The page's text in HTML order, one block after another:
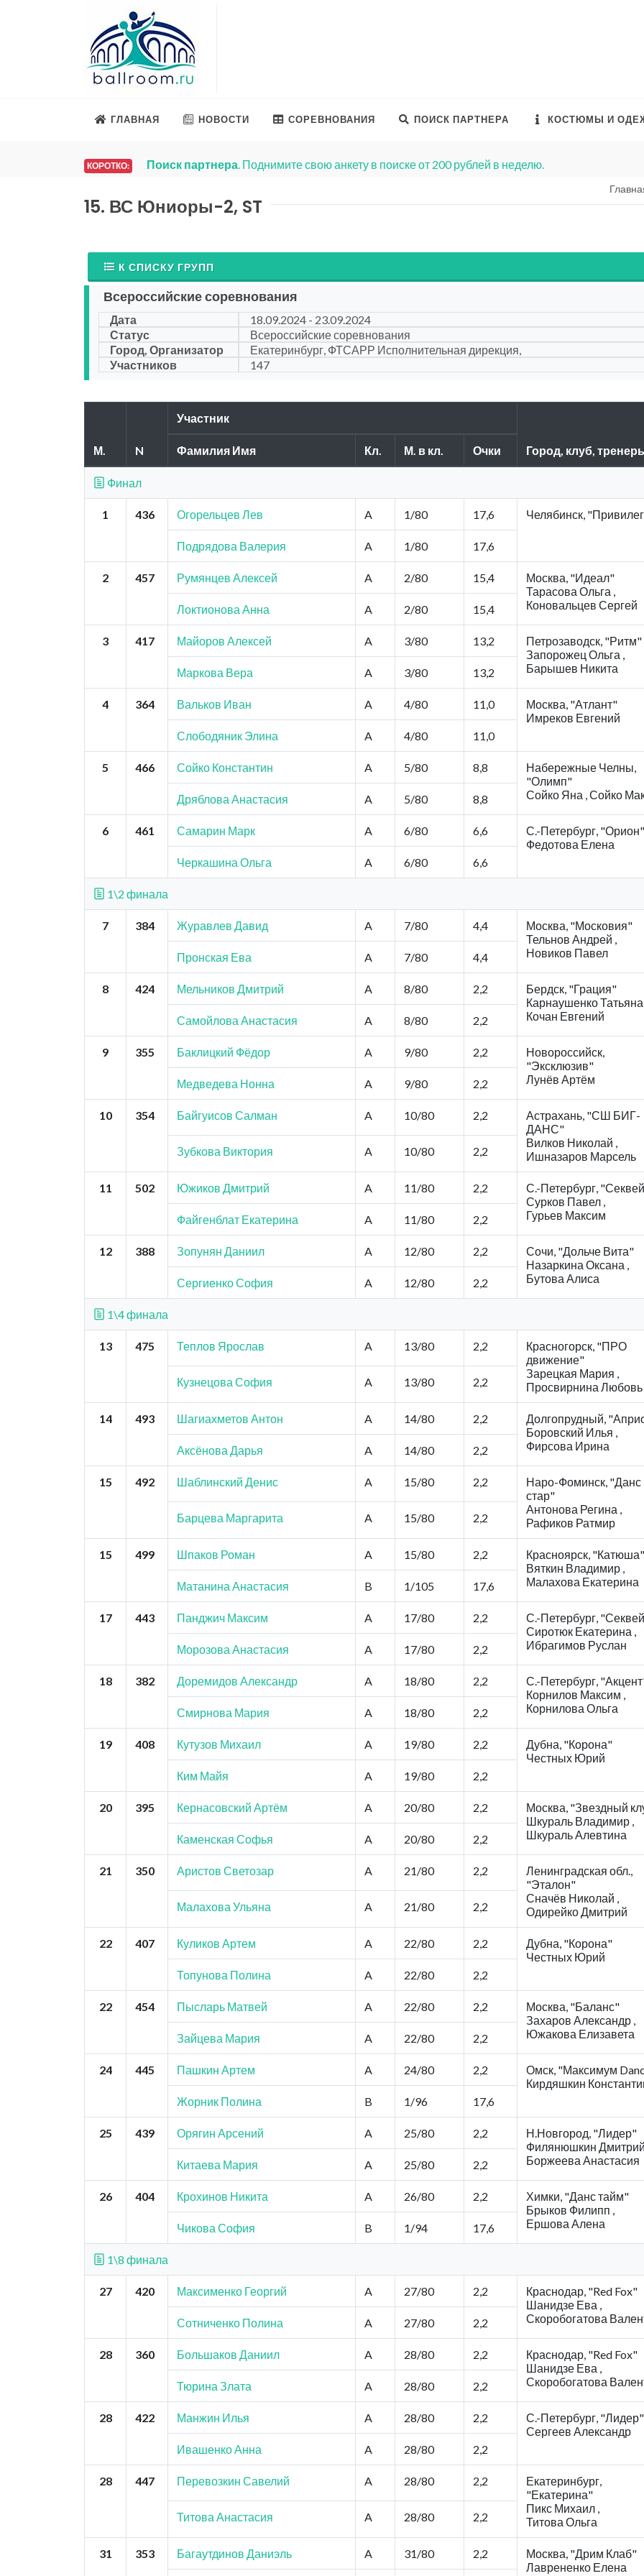
ГЛАВНАЯ НОВОСТИ СОРЕВНОВАНИЯ ПОИСК ПАРТНЕРА КОСТЮМЫ И
КОРОТКО: Поиск партнера. Поднимите свою анкету в поиске от 200 рублей в неделю.
15. ВС Юниоры-2, ST
К СПИСКУ ГРУПП
Всероссийские соревнования
Дата
18.09.2024 - 23.09.2024
Статус
Всероссийские соревнования
Город, Организатор
Екатеринбург, ФТСАРР Исполнительная дирекция,
Участников
147
М. N
Участник
Город, клуб,
Фамилия Имя Кл. М. в кл. Очки
Финал
1 436 Огорельцев Лев A 1/80 17,6 Челябинск,
Подрядова Валерия A 1/80 17,6
2 457 Румянцев Алексей A 2/80 15,4
Москва, "Идеал"
Тарасова Ольга ,
Коновальцев Сергей
Локтионова Анна A 2/80 15,4
3 417 Майоров Алексей A 3/80 13,2
Петрозаводск, "Ритм"
Запорожец Ольга ,
Барышев Никита
Маркова Вера A 3/80 13,2
4 364 Вальков Иван A 4/80 11,0
Москва, "Атлант"
Имреков Евгений
Слободяник Элина
A 4/80 11,0
5 466 Сойко Константин A 5/80 8,8
Набережные Челны,
"Олимп"
Сойко Яна , Сойко
Дряблова Анастасия A 5/80 8,8
6 461 Самарин Марк A 6/80 6,6
С.-Петербург, "Орион"
Федотова Елена
Черкашина Ольга
A 6/80 6,6
1\2 финала
7 384 Журавлев Давид A 7/80 4,4
Москва, "Московия"
Тельнов Андрей ,
Новиков Павел
Пронская Ева A 7/80 4,4
8 424 Мельников Дмитрий A 8/80 2,2
Бердск, "Грация"
Карнаушенко Татьяна
Кочан Евгений
Самойлова Анастасия A 8/80 2,2
9 355 Баклицкий Фёдор A 9/80 2,2
Новороссийск,
"Эксклюзив"
Лунёв Артём
Медведева Нонна A 9/80 2,2
10 354 Байгуисов Салман A 10/80 2,2
Астрахань, "СШ БИГ-
ДАНС"
Вилков Николай ,
Ишназаров Марсель
Зубкова Виктория A 10/80 2,2
11 502 Южиков Дмитрий A 11/80 2,2
С.-Петербург,
Сурков Павел ,
Гурьев Максим
Файгенблат Екатерина A 11/80 2,2
12 388 Зопунян Даниил A 12/80 2,2
Сочи, "Дольче Вита"
Назаркина Оксана ,
Бутова Алиса
Сергиенко София A 12/80 2,2
1\4 финала
13 475 Теплов Ярослав A 13/80 2,2
Красногорск, "ПРО
движение"
Зарецкая Мария ,
Просвирнина Любовь
Кузнецова София A 13/80 2,2
14 493 Шагиахметов Антон A 14/80 2,2
Долгопрудный,
Боровский Илья ,
Фирсова Ирина
Аксёнова Дарья A 14/80 2,2
15 492 Шаблинский Денис A 15/80 2,2
Наро-Фоминск, "Данс
стар"
Антонова Регина ,
Рафиков Ратмир
Барцева Маргарита A 15/80 2,2
15 499 Шпаков Роман A 15/80 2,2
Красноярск, "Катюша"
Вяткин Владимир ,
Малахова Екатерина
Матанина Анастасия B 1/105 17,6
17 443 Панджич Максим A 17/80 2,2
С.-Петербург,
Сиротюк Екатерина ,
Ибрагимов Руслан
Морозова Анастасия A 17/80 2,2
18 382 Доремидов Александр A 18/80 2,2
С.-Петербург,
Корнилов Максим ,
Корнилова Ольга
Смирнова Мария A 18/80 2,2
19 408 Кутузов Михаил A 19/80 2,2
Дубна, "Корона"
Честных Юрий
Ким Майя
A 19/80 2,2
20 395 Кернасовский Артём A 20/80 2,2
Москва, "Звездный
Шкураль Владимир ,
Шкураль Алевтина
Каменская Софья A 20/80 2,2
21 350 Аристов Светозар A 21/80 2,2
Ленинградская обл.,
"Эталон"
Сначёв Николай ,
Одирейко Дмитрий
Малахова Ульяна A 21/80 2,2
22 407 Куликов Артем A 22/80 2,2
Дубна, "Корона"
Честных Юрий
Топунова Полина
A 22/80 2,2
22 454 Пысларь Матвей A 22/80 2,2
Москва, "Баланс"
Захаров Александр ,
Южакова Елизавета
Зайцева Мария A 22/80 2,2
24 445 Пашкин Артем A 24/80 2,2
Омск, "Максимум
Кирдяшкин
Жорник Полина
B 1/96 17,6
25 439 Орягин Арсений A 25/80 2,2
Н.Новгород, "Лидер"
Филянюшкин
Боржеева Анастасия
Китаева Мария A 25/80 2,2
26 404 Крохинов Никита A 26/80 2,2
Химки, "Данс тайм"
Брыков Филипп ,
Ершова Алена
Чикова София B 1/94 17,6
1\8 финала
27 420 Максименко Георгий A 27/80 2,2
Краснодар, "Red Fox"
Шанидзе Ева ,
Скоробогатова
Сотниченко Полина A 27/80 2,2
28 360 Большаков Даниил A 28/80 2,2
Краснодар, "Red Fox"
Шанидзе Ева ,
Скоробогатова
Тюрина Злата A 28/80 2,2
28 422 Манжин Илья A 28/80 2,2
С.-Петербург, "Лидер"
Сергеев Александр
Ивашенко Анна
A 28/80 2,2
28 447 Перевозкин Савелий A 28/80 2,2
Екатеринбург,
"Екатерина"
Пикс Михаил ,
Титова Ольга
Титова Анастасия A 28/80 2,2
31 353 Багаутдинов Даниэль A 31/80 2,2
Москва, "Дрим Клаб"
Лаврененко Елена